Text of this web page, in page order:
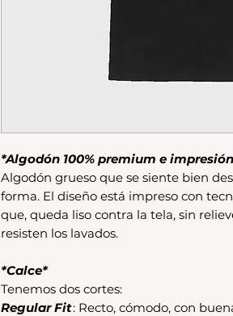
*Algodón 100% premium e impresión
Algodón grueso que se siente bien
forma. El diseño está impreso con
que, queda liso contra la tela, sin
resisten los lavados.
*Calce*
Tenemos dos cortes:
Regular Fit: Recto, cómodo, con